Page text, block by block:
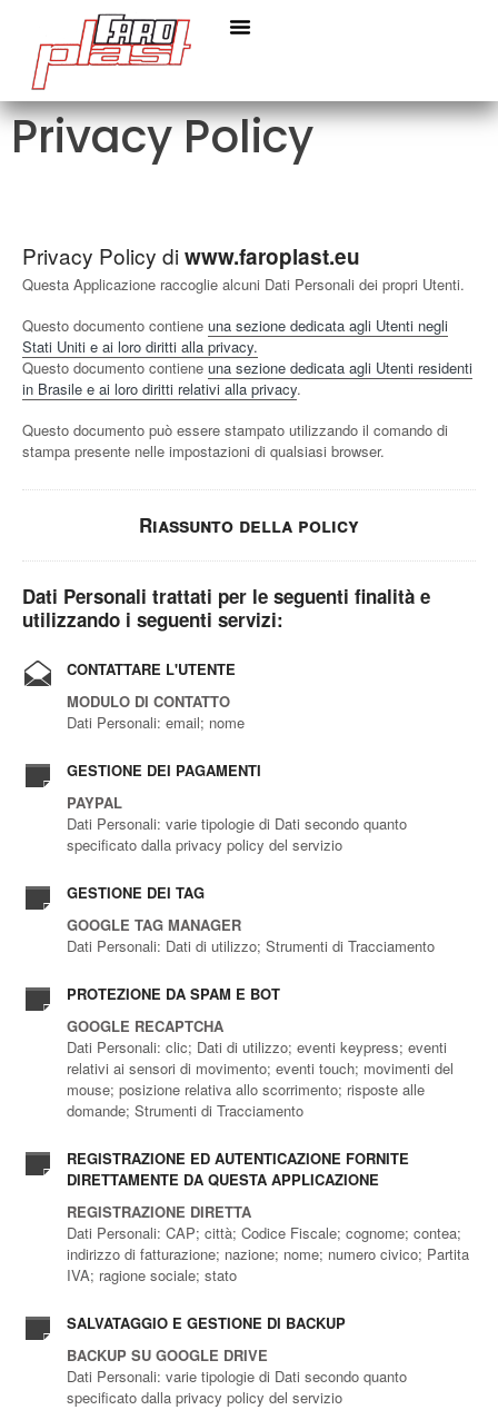
Privacy Policy
Privacy Policy di www.faroplast.eu
Questa Applicazione raccoglie alcuni Dati Personali dei propri Utenti.
Questo documento contiene una sezione dedicata agli Utenti negli
Stati Uniti e ai loro diritti alla privacy.
Questo documento contiene una sezione dedicata agli Utenti residenti
in Brasile e ai loro diritti relativi alla privacy.
Questo documento può essere stampato utilizzando il comando di
stampa presente nelle impostazioni di qualsiasi browser.
Riassunto della policy
Dati Personali trattati per le seguenti finalità e
utilizzando i seguenti servizi:
CONTATTARE L'UTENTE
MODULO DI CONTATTO
Dati Personali: email; nome
GESTIONE DEI PAGAMENTI
PAYPAL
Dati Personali: varie tipologie di Dati secondo quanto
specificato dalla privacy policy del servizio
GESTIONE DEI TAG
GOOGLE TAG MANAGER
Dati Personali: Dati di utilizzo; Strumenti di Tracciamento
PROTEZIONE DA SPAM E BOT
GOOGLE RECAPTCHA
Dati Personali: clic; Dati di utilizzo; eventi keypress; eventi
relativi ai sensori di movimento; eventi touch; movimenti del
mouse; posizione relativa allo scorrimento; risposte alle
domande; Strumenti di Tracciamento
REGISTRAZIONE ED AUTENTICAZIONE FORNITE
DIRETTAMENTE DA QUESTA APPLICAZIONE
REGISTRAZIONE DIRETTA
Dati Personali: CAP; città; Codice Fiscale; cognome; contea;
indirizzo di fatturazione; nazione; nome; numero civico; Partita
IVA; ragione sociale; stato
SALVATAGGIO E GESTIONE DI BACKUP
BACKUP SU GOOGLE DRIVE
Dati Personali: varie tipologie di Dati secondo quanto
specificato dalla privacy policy del servizio